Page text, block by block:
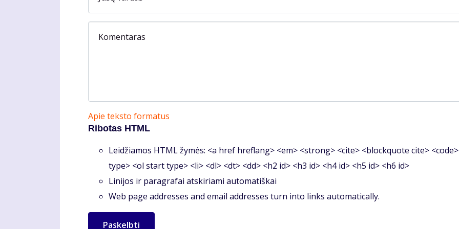
Komentaras
Apie teksto formatus
Ribotas HTML
Leidžiamos HTML žymės: <a href hreflang> <em> <strong> <cite> <blockquote cite>
type> <ol start type> <li> <dl> <dt> <dd> <h2 id> <h3 id> <h4 id> <h5 id> <h6 id>
Linijos ir paragrafai atskiriami automatiškai
Web page addresses and email addresses turn into links automatically.